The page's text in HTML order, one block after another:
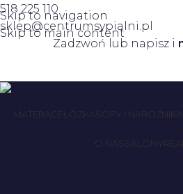
Skip to navigation
Skip to main content
518 225 110
sklep@centrumsypialni.pl
Zadzwoń lub napisz i
MATERACE ŁÓŻKA SOFY I NAROŻNIKI
O NAS SALONY